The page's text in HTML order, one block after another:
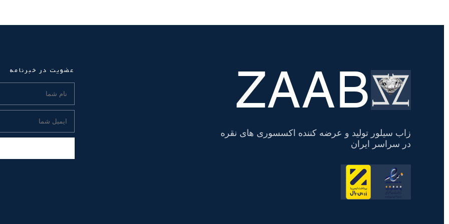
تسویه
حساب ZAAB
زاب سیلور تولید و عرضه کننده اکسسوری های نقره
در سراسر ایران
عضویت در خبرنامه